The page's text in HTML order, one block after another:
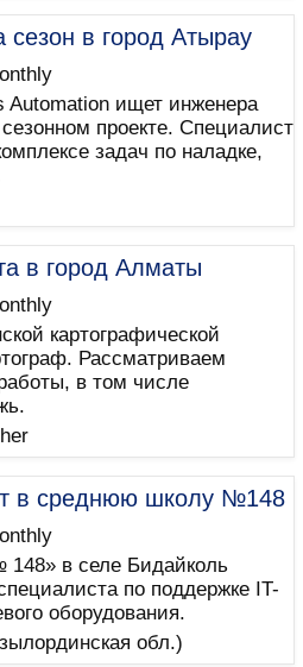
в город Атырау
ищет инженера
проекте. Специалист
задач по наладке,
в город Алматы
картографической
Рассматриваем
в том числе
в среднюю школу №148
в селе Бидайколь
по поддержке IT-
оборудования.
обл.)